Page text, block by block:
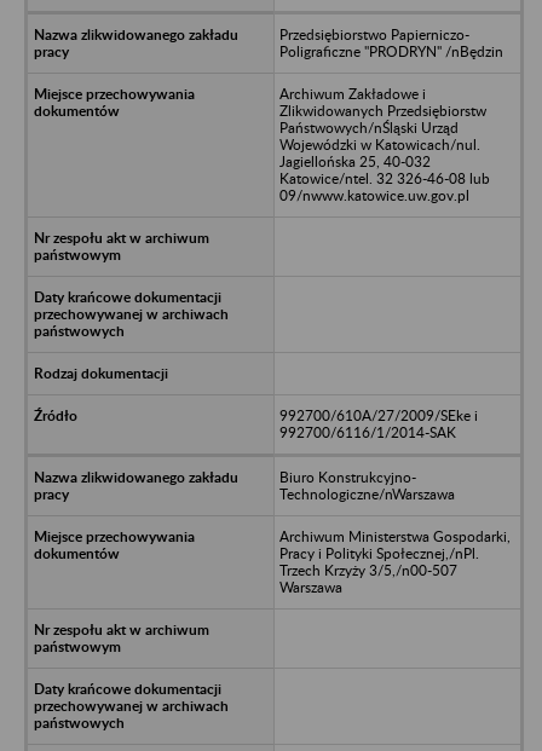
Przedsiębiorstwo Papierniczo-
Poligraficzne "PRODRYN" /nBędzin
Archiwum Zakładowe i
Zlikwidowanych Przedsiębiorstw
Państwowych/nŚląski Urząd
Wojewódzki w Katowicach/nul.
Jagiellońska 25, 40-032
Katowice/ntel. 32 326-46-08 lub
09/nwww.katowice.uw.gov.pl
992700/610A/27/2009/SEke i
992700/6116/1/2014-SAK
Biuro Konstrukcyjno-
Technologiczne/nWarszawa
Archiwum Ministerstwa Gospodarki,
Pracy i Polityki Społecznej,/nPl.
Trzech Krzyży 3/5,/n00-507
Warszawa